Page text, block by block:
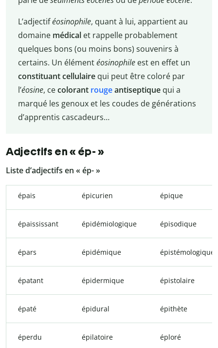
L’adjectiféosinophile, quant à lui, appartient au
domaine médical et rappelle probablement
quelques bons (ou moins bons) souvenirs à
certains. Un élémentéosinophileest en effet un
constituant cellulairequi peut être coloré par
l’éosine, cecolorant rougeantiseptiquequi a
marqué les genoux et les coudes de générations
d’apprentis cascadeurs…
Adjectifs en « ép- »
Liste d’adjectifs en « ép- »
épais épicurien épique
épaississant épidémiologique épisodique
épars épidémique épistémologique
épatant épidermique épistolaire
épaté épidural épithète
éperdu épilatoire éploré